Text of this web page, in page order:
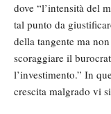
dove “l’intensità del
tal punto da
della tangente ma
scoraggiare il
l’investimento.” In
crescita malgrado vi